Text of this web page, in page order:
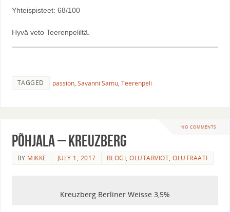
Yhteispisteet: 68/100
Hyvä veto Teerenpeliltä.
TAGGED passion, Savanni Samu, Teerenpeli
NO COMMENTS
Põhjala – Kreuzberg
BY MIKKE JULY 1, 2017 BLOGI,OLUTARVIOT,OLUTRAATI
Kreuzberg Berliner Weisse 3,5%